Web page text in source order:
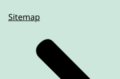
Sitemap